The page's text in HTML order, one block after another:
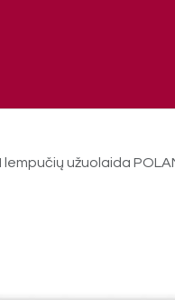
lempučių užuolaida